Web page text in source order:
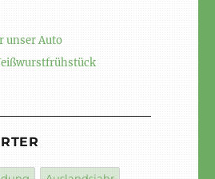
unser Auto